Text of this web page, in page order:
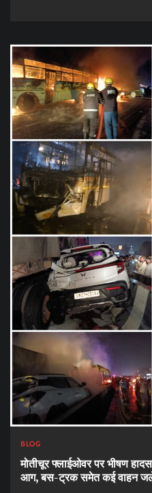
BLOG
मोतीचूर फ्लाईओवर पर भीषण
आग, बस-ट्रक समेत कई वाहन जले,